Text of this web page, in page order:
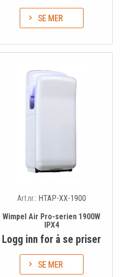
SE MER
Art.nr.: HTAP-XX-1900
Wimpel Air Pro-serien 1900W
IPX4
Logg inn for å se priser
SE MER